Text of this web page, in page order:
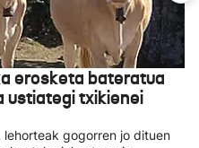
erosketa bateratua
ustiategi txikienei
gogorren jo dituen